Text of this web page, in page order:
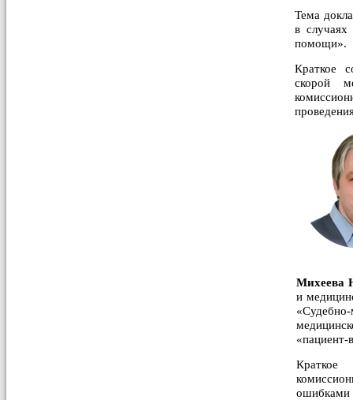
Тема
в случаях
помощи».
Краткое
скорой
Михеева
и
«пациент-
Краткое
ошибками